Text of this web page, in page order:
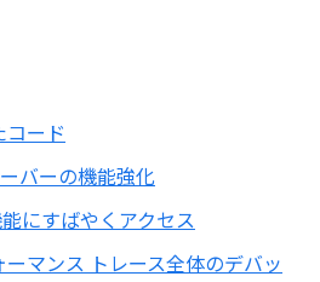
コード
バーの機能強化
にすばやくアクセス
マンス トレース全体のデバッ